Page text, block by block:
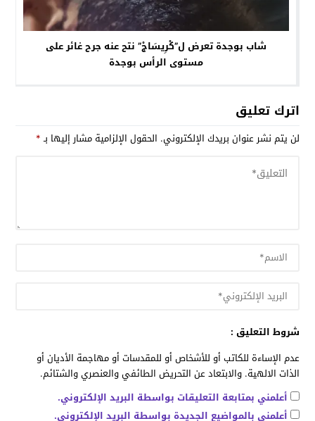
شاب بوجدة تعرض ل”كْرِيسَاجْ” نتح عنه جرح غائر على
مستوى الرأس بوجدة
اترك تعليق
لن يتم نشر عنوان بريدك الإلكتروني. الحقول الإلزامية مشار إليها بـ*
شروط التعليق :
عدم الإساءة للكاتب أو للأشخاص أو للمقدسات أو مهاجمة الأديان أو
الذات الالهية. والابتعاد عن التحريض الطائفي والعنصري والشتائم.
أعلمني بمتابعة التعليقات بواسطة البريد الإلكتروني.
أعلمني بالمواضيع الجديدة بواسطة البريد الإلكتروني.